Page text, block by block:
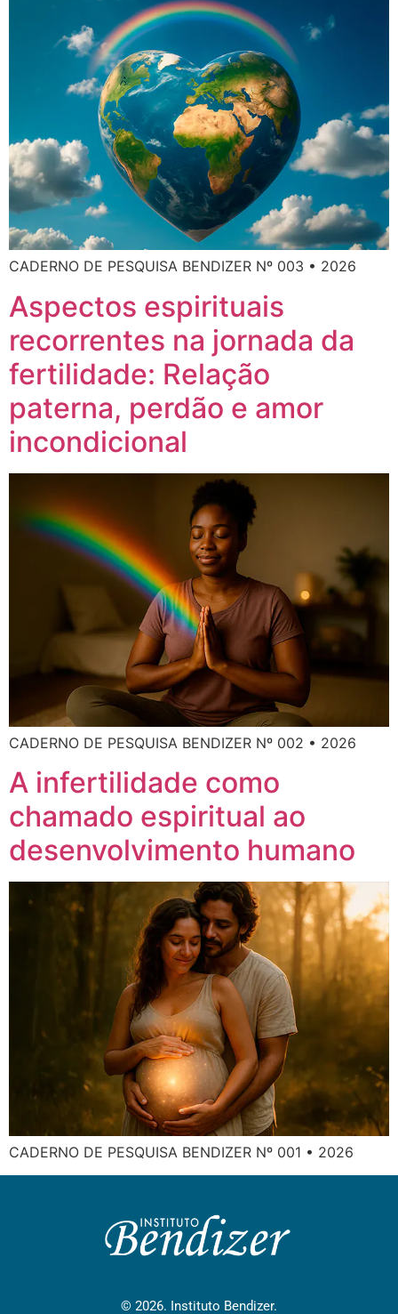
CADERNO DE PESQUISA BENDIZER Nº 003 • 2026
Aspectos espirituais
recorrentes na jornada da
fertilidade: Relação
paterna, perdão e amor
incondicional
CADERNO DE PESQUISA BENDIZER Nº 002 • 2026
A infertilidade como
chamado espiritual ao
desenvolvimento humano
CADERNO DE PESQUISA BENDIZER Nº 001 • 2026
© 2026. Instituto Bendizer.